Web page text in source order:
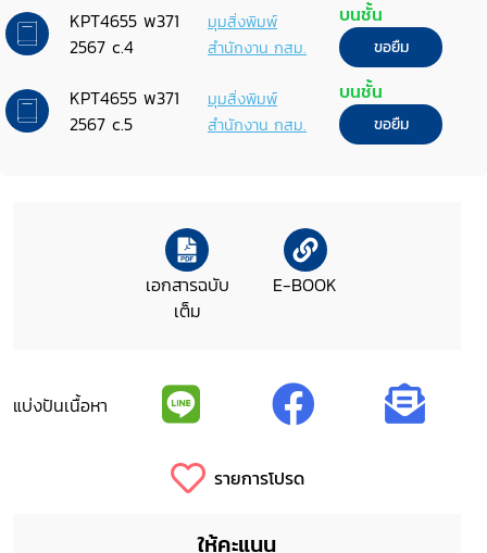
KPT4655 พ371
2567 c.4
มุมสิ่งพิมพ์
สำนักงาน กสม.
บนชั้น
ขอยืม
KPT4655 พ371
2567 c.5
มุมสิ่งพิมพ์
สำนักงาน กสม.
บนชั้น
ขอยืม
เอกสารฉบับ
เต็ม
E-BOOK
แบ่งปันเนื้อหา
รายการโปรด
ให้คะแนน